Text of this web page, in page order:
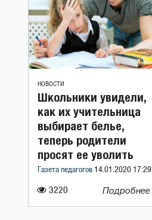
НОВОСТИ
3220
Школьники увидели,
как их учительница
выбирает белье,
теперь родители
просят ее уволить
Газета педагогов 14.01.2020 17:29
Подробнее